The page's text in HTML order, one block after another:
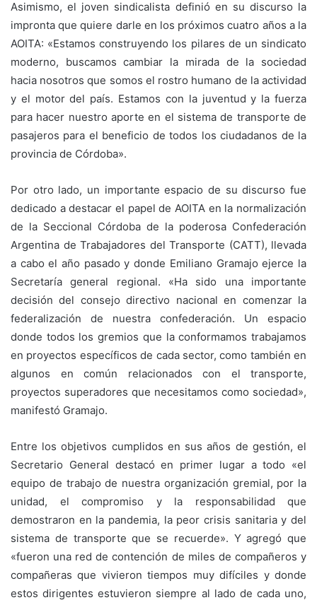
Asimismo, el joven sindicalista definió en su discurso la
impronta que quiere darle en los próximos cuatro años a la
AOITA: «Estamos construyendo los pilares de un sindicato
moderno, buscamos cambiar la mirada de la sociedad
hacia nosotros que somos el rostro humano de la actividad
y el motor del país. Estamos con la juventud y la fuerza
para hacer nuestro aporte en el sistema de transporte de
pasajeros para el beneficio de todos los ciudadanos de la
provincia de Córdoba».
Por otro lado, un importante espacio de su discurso fue
dedicado a destacar el papel de AOITA en la normalización
de la Seccional Córdoba de la poderosa Confederación
Argentina de Trabajadores del Transporte (CATT), llevada
a cabo el año pasado y donde Emiliano Gramajo ejerce la
Secretaría general regional. «Ha sido una importante
decisión del consejo directivo nacional en comenzar la
federalización de nuestra confederación. Un espacio
donde todos los gremios que la conformamos trabajamos
en proyectos específicos de cada sector, como también en
algunos en común relacionados con el transporte,
proyectos superadores que necesitamos como sociedad»,
manifestó Gramajo.
Entre los objetivos cumplidos en sus años de gestión, el
Secretario General destacó en primer lugar a todo «el
equipo de trabajo de nuestra organización gremial, por la
unidad, el compromiso y la responsabilidad que
demostraron en la pandemia, la peor crisis sanitaria y del
sistema de transporte que se recuerde». Y agregó que
«fueron una red de contención de miles de compañeros y
compañeras que vivieron tiempos muy difíciles y donde
estos dirigentes estuvieron siempre al lado de cada uno,